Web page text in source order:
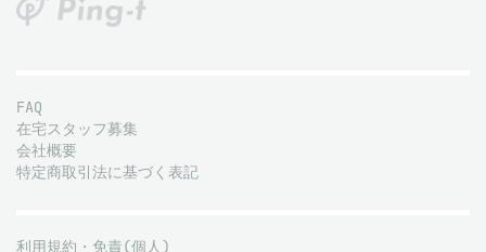
FAQ
在宅スタッフ募集
会社概要
特定商取引法に基づく表記
利用規約・免責(個人)